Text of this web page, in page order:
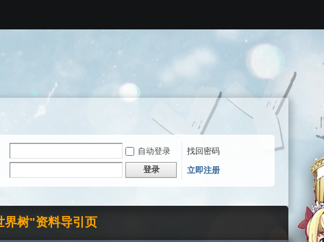
自动登录
找回密码
登录 立即注册
界树"资料导引页